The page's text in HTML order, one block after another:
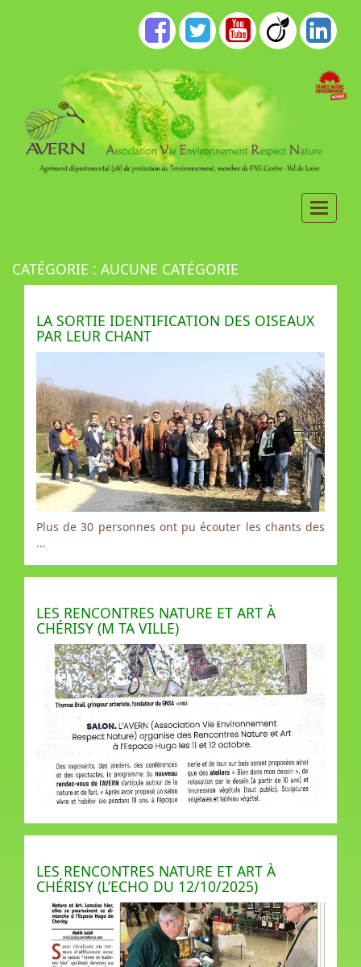
CATÉGORIE : AUCUNE CATÉGORIE
LA SORTIE IDENTIFICATION DES OISEAUX
PAR LEUR CHANT
Plus de 30 personnes ont pu écouter les chants des
...
LES RENCONTRES NATURE ET ART À
CHÉRISY (M TA VILLE)
LES RENCONTRES NATURE ET ART À
CHÉRISY (L’ECHO DU 12/10/2025)